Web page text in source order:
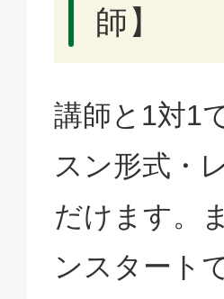
師】
講師と1対1
スン形式・
だけます。
ンスタート